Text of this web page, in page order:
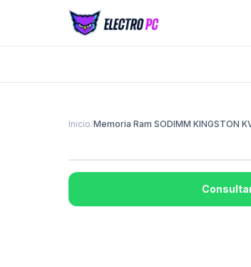
Inicio/Memoria Ram SODIMM KINGSTON